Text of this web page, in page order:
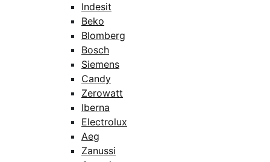
Indesit
Beko
Blomberg
Bosch
Siemens
Candy
Zerowatt
Iberna
Electrolux
Aeg
Zanussi